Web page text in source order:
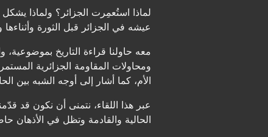
لماذا استُعمِرت الجزائر؟ ولماذا يشكل
عيشه في الجزائر قبل الثورة وأثناءها
ومحاولات المقاومة الجزائرية
الأم، كما أشار إلى أوجه الشبه بين
عبر هذا اللقاء، نتمنى أن نكون قد
الحالية والقادمة وتظل في الأذهان